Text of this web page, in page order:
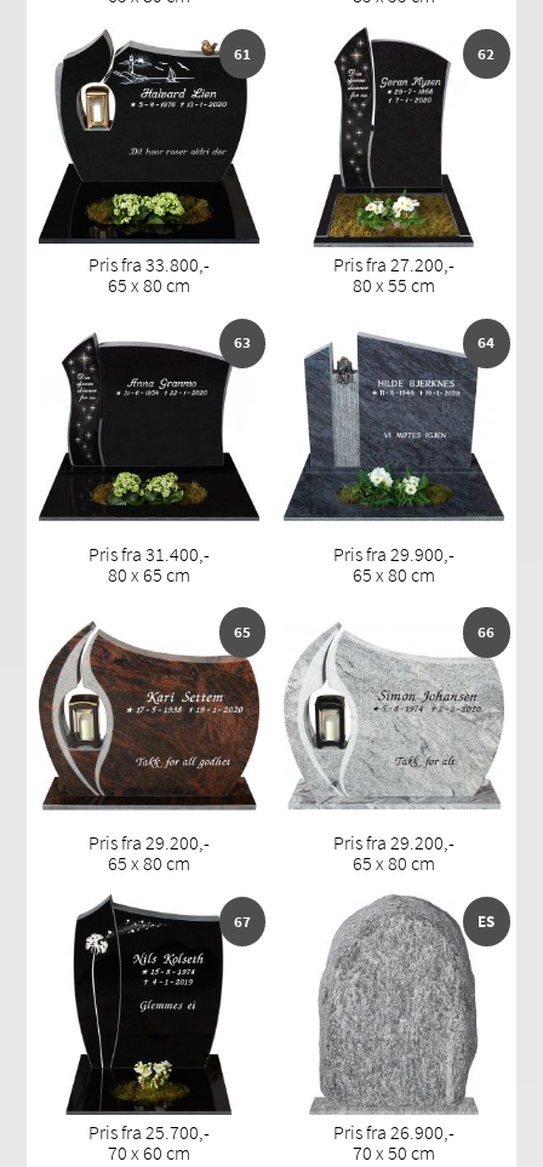
61
Pris fra 33.800,-
65 x 80 cm
62
Pris fra 27.200,-
80 x 55 cm
63
Pris fra 31.400,-
80 x 65 cm
64
Pris fra 29.900,-
65 x 80 cm
65
Pris fra 29.200,-
65 x 80 cm
66
Pris fra 29.200,-
65 x 80 cm
67
Pris fra 25.700,-
70 x 60 cm
ES
Pris fra 26.900,-
70 x 50 cm